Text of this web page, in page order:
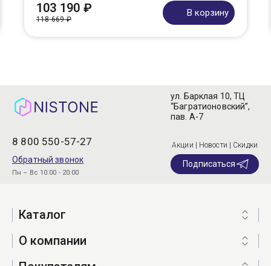
103 190 ₽
118 669 ₽
В корзину
8 800 550-57-27
Обратный звонок
Пн – Вс 10:00 - 20:00
ул. Барклая 10, ТЦ
“Багратионовский”,
пав. А-7
Акции | Новости | Скидки
Подписаться
Каталог
О компании